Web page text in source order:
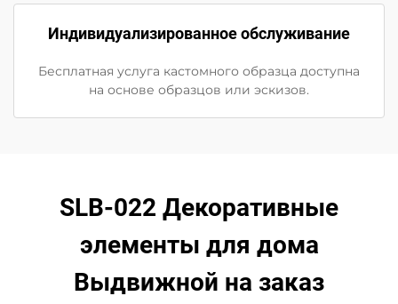
Индивидуализированное обслуживание
Бесплатная услуга кастомного образца доступна
на основе образцов или эскизов.
SLB-022 Декоративные
элементы для дома
Выдвижной на заказ